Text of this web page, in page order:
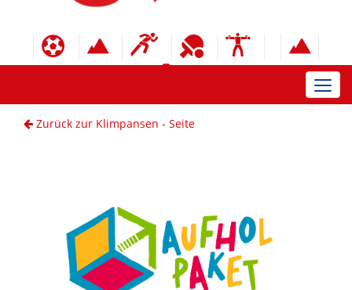
Zurück zur Klimpansen - Seite